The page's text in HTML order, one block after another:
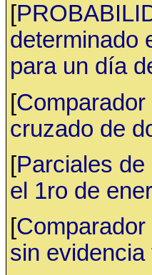
[
determinado
para un día
[
cruzado de
[Parciales
el 1ro de
[
sin evidencia